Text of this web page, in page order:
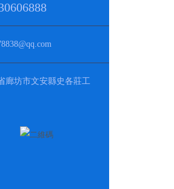
廊坊市文安縣史各莊工